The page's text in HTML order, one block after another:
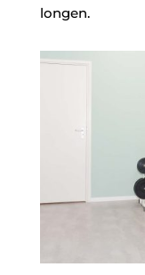
longen.